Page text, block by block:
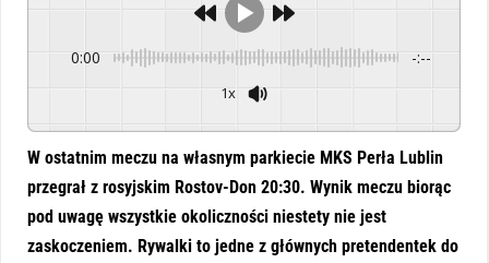
0:00 -:--
1x
W ostatnim meczu na własnym parkiecie MKS Perła Lublin
przegrał z rosyjskim Rostov-Don 20:30. Wynik meczu biorąc
pod uwagę wszystkie okoliczności niestety nie jest
zaskoczeniem. Rywalki to jedne z głównych pretendentek do